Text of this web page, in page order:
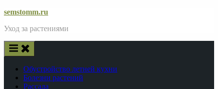
Skip
content
semstomm.ru
Уход за растениями
Обустройство летней кухни
Болезни растений
Рассада